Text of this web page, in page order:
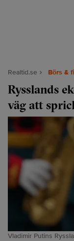
Realtid.se Börs &
Rysslands
väg att
Vladimir Putins